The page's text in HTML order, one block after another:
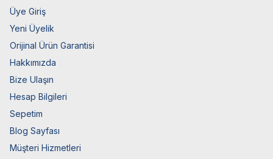
Üye Giriş
Yeni Üyelik
Orijinal Ürün Garantisi
Hakkımızda
Bize Ulaşın
Hesap Bilgileri
Sepetim
Blog Sayfası
Müşteri Hizmetleri